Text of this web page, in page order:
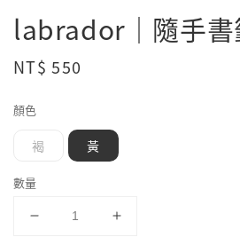
labrador｜隨手書
Regular
NT$ 550
顏色
褐 黃
數量